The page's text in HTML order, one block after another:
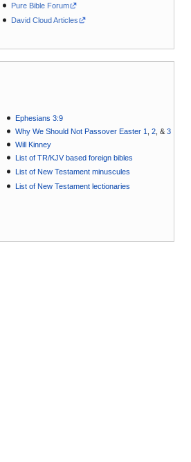
Pure Bible Forum
David Cloud Articles
Ephesians 3:9
Why We Should Not Passover Easter 1
,2 , &3
Will Kinney
List of TR/KJV based foreign bibles
List of New Testament minuscules
List of New Testament lectionaries